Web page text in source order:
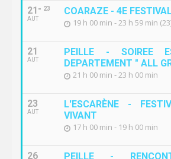
21
AUT
23 COARAZE - 4E
19 h 00 min - 23 h 59 min
21
AUT
PEILLE - SOIREE
DEPARTEMENT " ALL
21 h 00 min - 23 h 00 min
23
AUT
L'ESCARÈNE -
VIVANT
17 h 00 min - 19 h 00 min
26
PEILLE -